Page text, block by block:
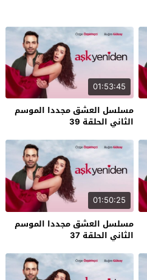
01:53:45
مسلسل العشق مجددا الموسم
الثاني الحلقة 39
01:50:25
مسلسل العشق مجددا الموسم
الثاني الحلقة 37